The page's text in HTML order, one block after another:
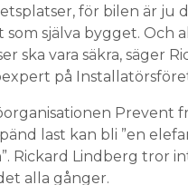
för bilen är ju
som själva bygget. Och
ska vara säkra, säger
på
Prevent
last kan bli ”en
Rickard Lindberg tror
alla gånger.